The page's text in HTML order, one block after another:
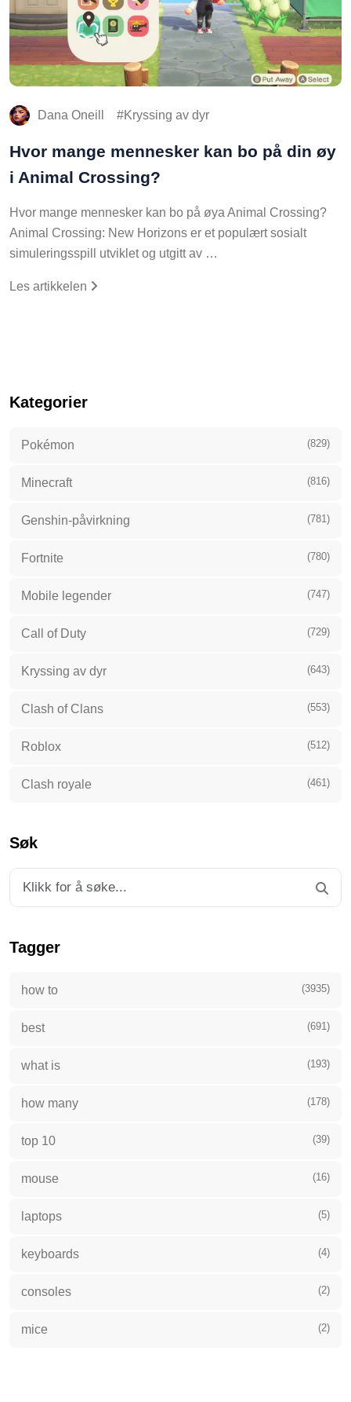
Dana Oneill Kryssing av dyr
Hvor mange mennesker kan bo på din øy
i Animal Crossing?
Hvor mange mennesker kan bo på øya Animal Crossing?
Animal Crossing: New Horizons er et populært sosialt
simuleringsspill utviklet og utgitt av …
Les artikkelen
Kategorier
Pokémon (829)
Minecraft (816)
Genshin-påvirkning (781)
Fortnite (780)
Mobile legender (747)
Call of Duty (729)
Kryssing av dyr (643)
Clash of Clans (553)
Roblox (512)
Clash royale (461)
Søk
Tagger
how to (3935)
best (691)
what is (193)
how many (178)
top 10 (39)
mouse (16)
laptops (5)
keyboards (4)
consoles (2)
mice (2)